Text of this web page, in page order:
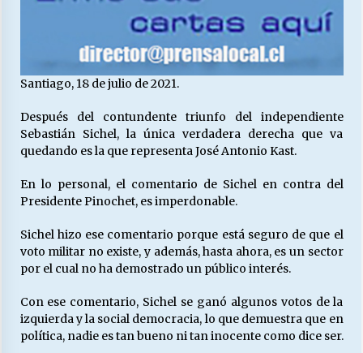
Escuela hospitalaria El Carmen de Maipu.
25/06/2026
23/06/2026
VOLVER A SER ALTERNATIVA
16/06/2026
MUNICIPALIDADES, HONORARIOS, DESPIDOS
28/05/2026
Releyendo la Rerum Novarum a 135 años. “La
cuestión social hoy”.
Santiago, 18 de julio de 2021.
Después del contundente triunfo del independiente
Sebastián Sichel, la única verdadera derecha que va
quedando es la que representa José Antonio Kast.
En lo personal, el comentario de Sichel en contra del
Presidente Pinochet, es imperdonable.
Sichel hizo ese comentario porque está seguro de que el
voto militar no existe, y además, hasta ahora, es un sector
por el cual no ha demostrado un público interés.
Con ese comentario, Sichel se ganó algunos votos de la
izquierda y la social democracia, lo que demuestra que en
política, nadie es tan bueno ni tan inocente como dice ser.